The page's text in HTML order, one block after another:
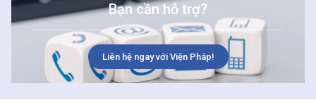
Bạn cần hỗ trợ?
Liên hệ ngay với Viện Pháp!